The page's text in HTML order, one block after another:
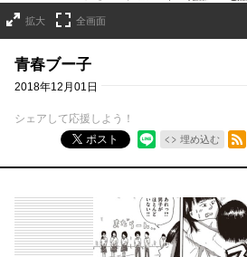
拡大 全画面
青春ブー子
2018年12月01日
シェアして応援しよう！
ポスト
埋め込む
RSSフィード